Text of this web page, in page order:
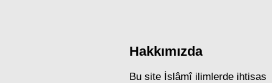
Hakkımızda
Bu site İslâmî ilimlerde ihtisas